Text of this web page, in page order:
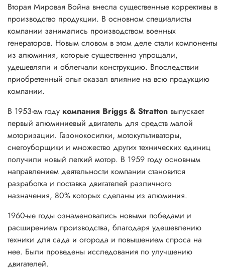
Вторая Мировая Война внесла существенные коррективы в
производство продукции. В основном специалисты
компании занимались производством военных
генераторов. Новым словом в этом деле стали компоненты
из алюминия, которые существенно упрощали,
удешевляли и облегчали конструкцию. Впоследствии
приобретенный опыт оказал влияние на всю продукцию
компании.
В 1953-ем году компания Briggs & Stratton выпускает
первый алюминиевый двигатель для средств малой
моторизации. Газонокосилки, мотокультиваторы,
снегоуборщики и множество других технических единиц
получили новый легкий мотор. В 1959 году основным
направлением деятельности компании становится
разработка и поставка двигателей различного
назначения, 80% которых сделаны из алюминия.
1960-ые годы ознаменовались новыми победами и
расширением производства, благодаря удешевлению
техники для сада и огорода и повышением спроса на
нее. Были проведены исследования по улучшению
двигателей.